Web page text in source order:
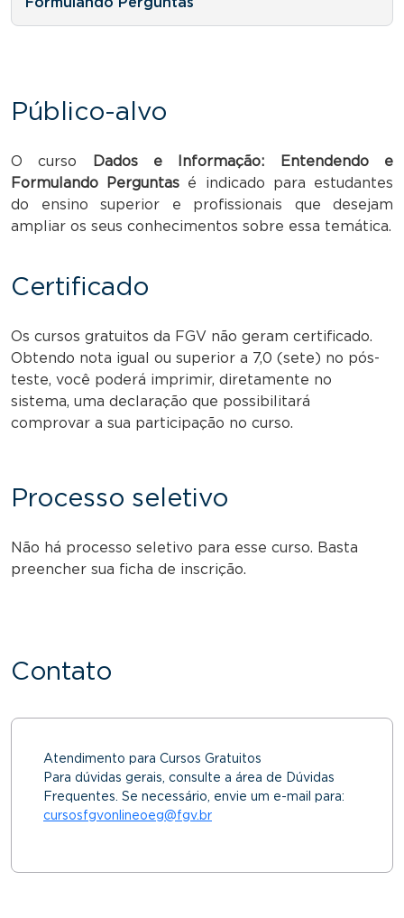
Público-alvo
O curso
Dados e Informação: Entendendo e
Formulando Perguntas é indicado para estudantes
do ensino superior e profissionais que desejam
ampliar os seus conhecimentos sobre essa temática.
Certificado
Os cursos gratuitos da FGV não geram certificado.
Obtendo nota igual ou superior a 7,0 (sete) no pós-
teste, você poderá imprimir, diretamente no
sistema, uma declaração que possibilitará
comprovar a sua participação no curso.
Processo seletivo
Não há processo seletivo para esse curso. Basta
preencher sua ficha de inscrição.
Contato
Atendimento para Cursos Gratuitos
Para dúvidas gerais, consulte a área de Dúvidas
Frequentes. Se necessário, envie um e-mail para:
cursosfgvonlineoeg@fgv.br